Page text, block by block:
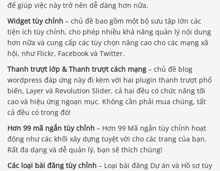
để giúp việc này trở nên dễ dàng hơn nữa.
Widget tùy chỉnh – chủ đề bao gồm một bộ sưu tập lớn các
tiện ích tùy chỉnh, cho phép nhiều khả năng quản lý nội dung
hơn nữa và cung cấp các tùy chọn nâng cao cho các mạng xã
hội, như Flickr, Facebook và Twitter.
Thanh trượt lớp & Thanh trượt cách mạng – chủ đề blog
wordpress đáp ứng này đi kèm với hai plugin thanh trượt phổ
biến, Layer và Revolution Slider, cả hai đều có chức năng tối
cao và hiệu ứng ngoạn mục. Không cần phải mua chúng, tất
cả đều có trong đó!
Hơn 99 mã ngắn tùy chỉnh – Hơn 99 Mã ngắn tùy chỉnh hoạt
động như các khối xây dựng tuyệt vời cho các trang của bạn.
Rất đa dạng và dễ quản lý, bạn sẽ thích chúng!
Các loại bài đăng tùy chỉnh – Loại bài đăng Dự án và Hồ sơ tùy